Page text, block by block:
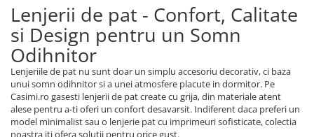
Lenjerii De Pat, Imprimeu 3D, 1
Persoana
Lenjerii de pat - Confort, Calitate
si Design pentru un Somn
Odihnitor
Lenjeriile de pat nu sunt doar un simplu accesoriu decorativ, ci baza
unui somn odihnitor si a unei atmosfere placute in dormitor. Pe
Casimi.ro gasesti lenjerii de pat create cu grija, din materiale atent
alese pentru a-ti oferi un confort desavarsit. Indiferent daca preferi un
model minimalist sau o lenjerie pat cu imprimeuri sofisticate, colectia
noastra iti ofera solutii pentru orice gust.